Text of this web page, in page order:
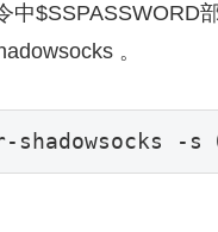
中$SSPASSWORD
。
-s